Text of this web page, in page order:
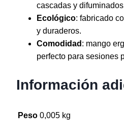
cascadas y
Ecológico: fabricado
y duraderos.
Comodidad : mango
perfecto para sesiones
Información
Peso 0,005 kg